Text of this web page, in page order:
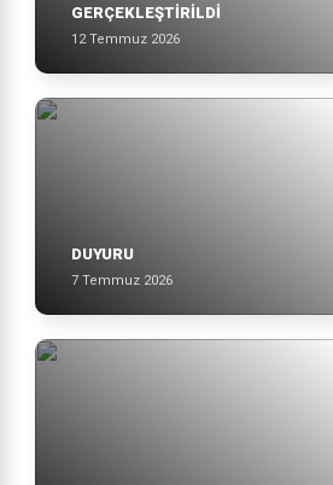
GERÇEKLEŞTİRİLDİ
12 Temmuz 2026
DUYURU
7 Temmuz 2026